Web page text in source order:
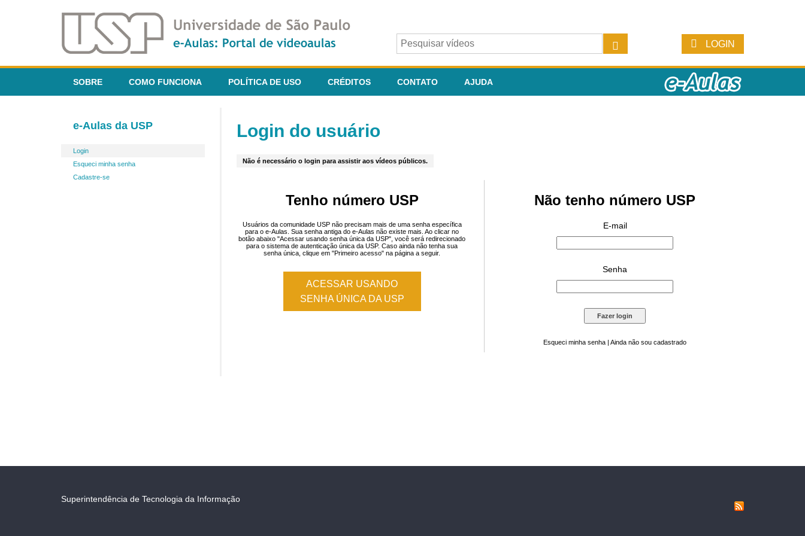
LOGIN
SOBRE COMO FUNCIONA POLÍTICA DE USO CRÉDITOS CONTATO AJUDA
e-Aulas da USP
Login
Esqueci minha senha
Cadastre-se
Login do usuário
Não é necessário o login para assistir aos vídeos públicos.
Tenho número USP
Usuários da comunidade USP não precisam mais de uma senha específica
para o e-Aulas. Sua senha antiga do e-Aulas não existe mais. Ao clicar no
botão abaixo "Acessar usando senha única da USP", você será redirecionado
para o sistema de autenticação única da USP. Caso ainda não tenha sua
senha única, clique em "Primeiro acesso" na página a seguir.
ACESSAR USANDO
SENHA ÚNICA DA USP
Não tenho número USP
E-mail
Senha
Esqueci minha senha | Ainda não sou cadastrado
Superintendência de Tecnologia da Informação